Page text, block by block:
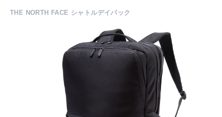
THE NORTH FACE シャトルデイパック